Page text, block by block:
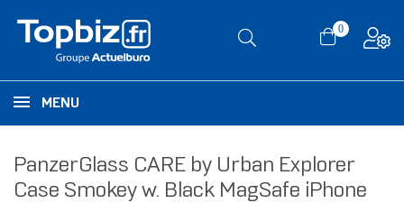
0
MENU
PanzerGlass CARE by Urban Explorer
Case Smokey w. Black MagSafe iPhone